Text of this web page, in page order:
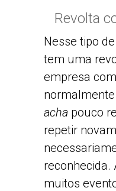
Revolta
Nesse tipo
tem uma
empresa
acha pouco
repetir
reconhecida.
muitos